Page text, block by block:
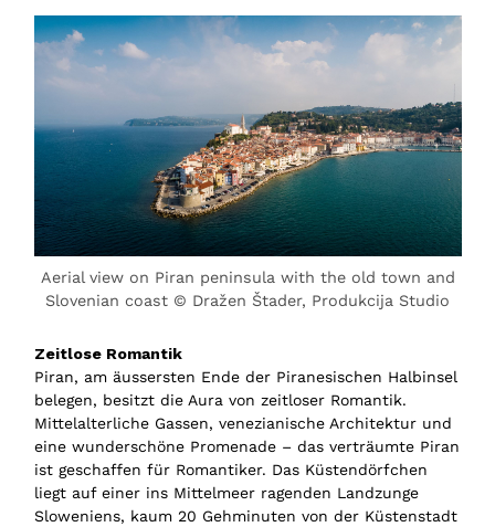
Aerial view on Piran peninsula with the old town and
Slovenian coast © Dražen Štader, Produkcija Studio
Zeitlose Romantik
Piran, am äussersten Ende der Piranesischen Halbinsel
belegen, besitzt die Aura von zeitloser Romantik.
Mittelalterliche Gassen, venezianische Architektur und
eine wunderschöne Promenade – das verträumte Piran
ist geschaffen für Romantiker. Das Küstendörfchen
liegt auf einer ins Mittelmeer ragenden Landzunge
Sloweniens, kaum 20 Gehminuten von der Küstenstadt